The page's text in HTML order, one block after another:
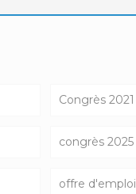
Congrès 2021
congrès 2025
offre d'emploi